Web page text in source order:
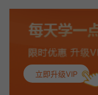
立即升级VIP